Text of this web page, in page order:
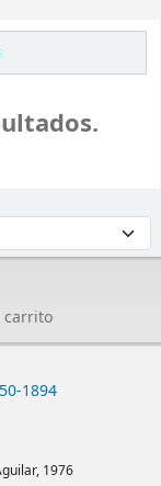
carrito
1894
1976